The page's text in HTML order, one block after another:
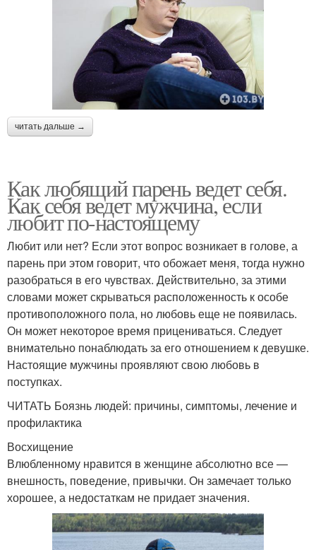
читать дальше →
Как любящий парень ведет себя.
Как себя ведет мужчина, если
любит по-настоящему
Любит или нет? Если этот вопрос возникает в голове, а
парень при этом говорит, что обожает меня, тогда нужно
разобраться в его чувствах. Действительно, за этими
словами может скрываться расположенность к особе
противоположного пола, но любовь еще не появилась.
Он может некоторое время прицениваться. Следует
внимательно понаблюдать за его отношением к девушке.
Настоящие мужчины проявляют свою любовь в
поступках.
ЧИТАТЬ Боязнь людей: причины, симптомы, лечение и
профилактика
Восхищение
Влюбленному нравится в женщине абсолютно все —
внешность, поведение, привычки. Он замечает только
хорошее, а недостаткам не придает значения.